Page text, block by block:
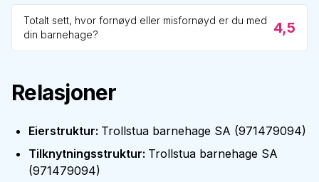
Totalt sett, hvor fornøyd eller misfornøyd er du med
din barnehage?
4,5
Relasjoner
Eierstruktur: Trollstua barnehage SA (971479094)
Tilknytningsstruktur: Trollstua barnehage SA
(971479094)